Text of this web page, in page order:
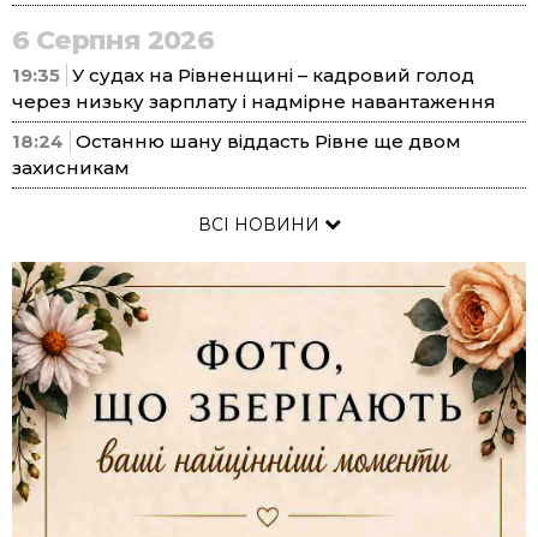
6 Серпня 2026
19:35 У судах на Рівненщині – кадровий голод
через низьку зарплату і надмірне навантаження
18:24 Останню шану віддасть Рівне ще двом
захисникам
ВСІ НОВИНИ